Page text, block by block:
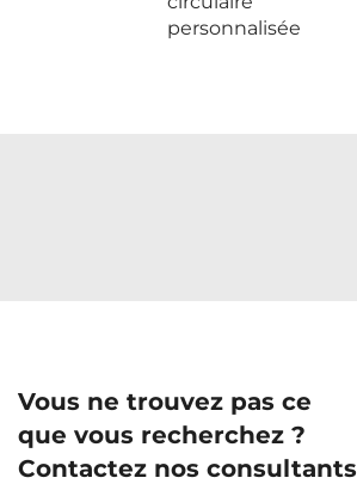
personnalisée
Vous ne trouvez pas ce
que vous recherchez ?
Contactez nos consultants